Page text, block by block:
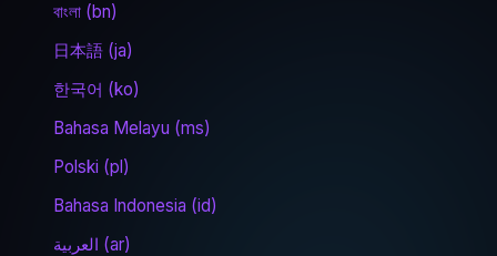
বাংলা (bn)
日本語 (ja)
한국어 (ko)
Bahasa Melayu (ms)
Polski (pl)
Bahasa Indonesia (id)
العربية (ar)